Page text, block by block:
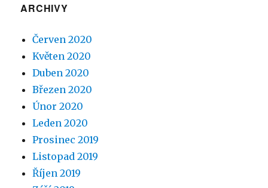
ARCHIVY
Červen 2020
Květen 2020
Duben 2020
Březen 2020
Únor 2020
Leden 2020
Prosinec 2019
Listopad 2019
Říjen 2019